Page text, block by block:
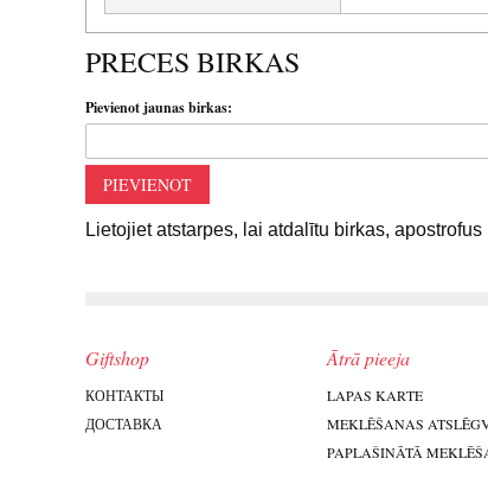
PRECES BIRKAS
Pievienot jaunas birkas:
PIEVIENOT
Lietojiet atstarpes, lai atdalītu birkas,
Giftshop
КОНТАКТЫ
ДОСТАВКА
Ātrā pieeja
LAPAS KARTE
MEKLĒŠANAS
PAPLAŠINĀTĀ